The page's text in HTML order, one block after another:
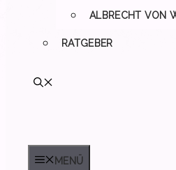
ALBRECHT VON
RATGEBER
MENÜ